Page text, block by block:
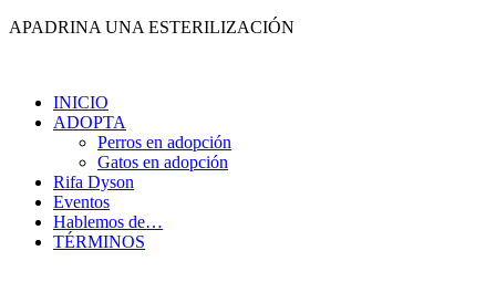
Ir
APADRINA UNA ESTERILIZACIÓN
INICIO
ADOPTA
Perros en adopción
Gatos en adopción
Rifa Dyson
Eventos
Hablemos de…
TÉRMINOS